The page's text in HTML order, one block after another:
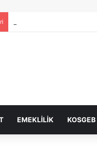
EMEKLILIK KOSGEB